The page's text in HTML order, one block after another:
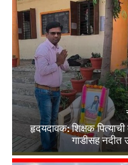
हृदयदावक: शिक्षक
गाडीसह